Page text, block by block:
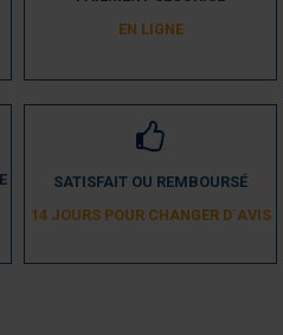
EN LIGNE
SATISFAIT OU REMBOURSÉ
14 JOURS POUR CHANGER D´AVIS